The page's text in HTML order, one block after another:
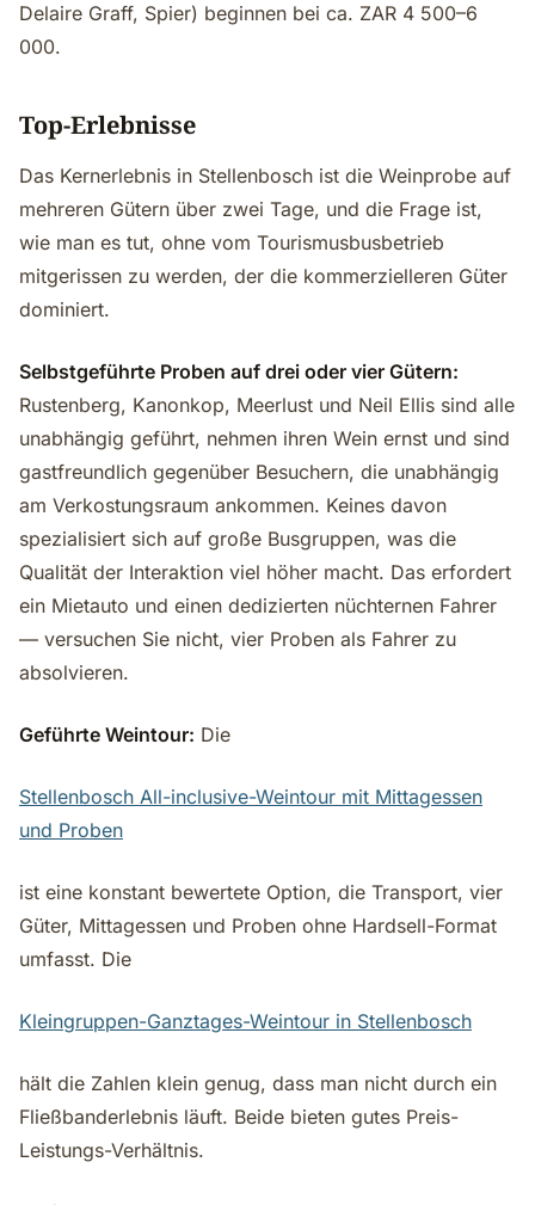
Delaire Graff, Spier) beginnen bei ca. ZAR 4 500–6
000.
Top-Erlebnisse
Das Kernerlebnis in Stellenbosch ist die Weinprobe auf
mehreren Gütern über zwei Tage, und die Frage ist,
wie man es tut, ohne vom Tourismusbusbetrieb
mitgerissen zu werden, der die kommerzielleren Güter
dominiert.
Selbstgeführte Proben auf drei oder vier Gütern:
Rustenberg, Kanonkop, Meerlust und Neil Ellis sind alle
unabhängig geführt, nehmen ihren Wein ernst und sind
gastfreundlich gegenüber Besuchern, die unabhängig
am Verkostungsraum ankommen. Keines davon
spezialisiert sich auf große Busgruppen, was die
Qualität der Interaktion viel höher macht. Das erfordert
ein Mietauto und einen dedizierten nüchternen Fahrer
— versuchen Sie nicht, vier Proben als Fahrer zu
absolvieren.
Geführte Weintour: Die
Stellenbosch All-inclusive-Weintour mit Mittagessen
und Proben
ist eine konstant bewertete Option, die Transport, vier
Güter, Mittagessen und Proben ohne Hardsell-Format
umfasst. Die
Kleingruppen-Ganztages-Weintour in Stellenbosch
hält die Zahlen klein genug, dass man nicht durch ein
Fließbanderlebnis läuft. Beide bieten gutes Preis-
Leistungs-Verhältnis.